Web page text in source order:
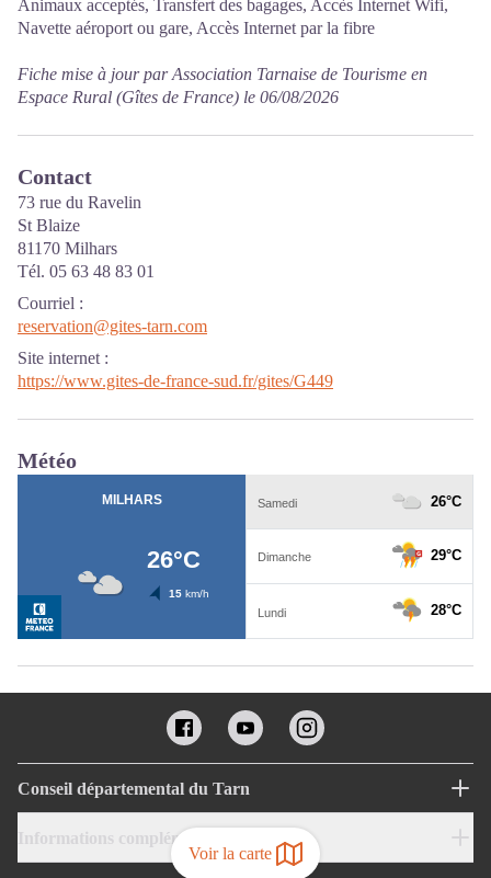
Voir la carte
Animaux acceptés, Transfert des bagages, Accès Internet Wifi,
Navette aéroport ou gare, Accès Internet par la fibre
Fiche mise à jour par Association Tarnaise de Tourisme en
Espace Rural (Gîtes de France) le 06/08/2026
Contact
73 rue du Ravelin
St Blaize
81170 Milhars
Tél. 05 63 48 83 01
Courriel :
reservation@gites-tarn.com
Site internet :
https://www.gites-de-france-sud.fr/gites/G449
Météo
Conseil départemental du Tarn
Informations complémentaires